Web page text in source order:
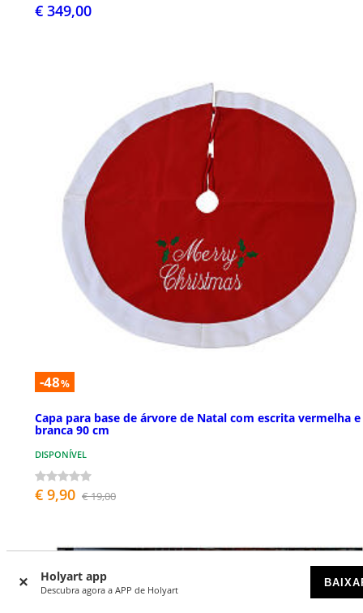
Holyart app
Descubra agora a APP de Holyart
€ 349,00
-48%
Capa para base de árvore de Natal com escrita vermelha e
branca 90 cm
DISPONÍVEL
€ 9,90 € 19,00